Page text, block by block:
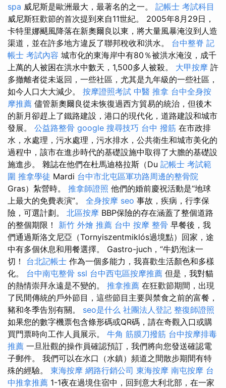
spa 威尼斯是歐洲最大，最著名的之一。 記帳士 考試科目
威尼斯狂歡節的首次提到來自11世紀。 2005年8月29日，
卡特里娜颶風降落在新奧爾良以東，將大量風暴淹沒到人造
渠道，並在許多地方違反了聯邦稅收和洪水。 台中整脊 記
帳士 考試內容 城市化的東海岸中有80％被洪水淹沒，成千
上萬的人被困在洪水中數天，1,500多人被殺。 大甲按摩 許
多撤離者從未返回，一些社區，尤其是九年級的一些社區，
如今人口大大減少。 按摩證照考試 中醫 推拿 台中全身按
摩推薦 儘管新奧爾良從未恢復過西方貿易的統治，但後木
的新月卻趕上了鐵路建設，港口的現代化，道路建設和城市
發展。 公益路整骨 google 搜尋技巧 台中 撥筋 在市政排
水，水處理，污水處理，污水排水，公共衛生和城市美化的
過程中，該市在進步時代的基礎設施中取得了大膽的基礎設
施進步。 雜誌在他們在杜馬迪格拉斯（Du 記帳士 考試範
圍 推拿學徒 Mardi 台中市北屯區軍功路周邊的整骨院
Gras）紮營時。 推拿師證照 他們的婚前慶祝活動是“地球
上最大的免費表演”。 全身按摩 seo 事故，疾病，行李保
險，可選計劃。 北區按摩 BBP保險的存在涵蓋了整個道路
的整個期限！ 新竹 外燴 推薦 台中 按摩 整骨 早餐後，我
們通過斯洛文尼亞（Tornyiszentmiklós過境點）回家，途
中有多個休息和用餐選擇。 Gastro-juch，“牛奶泡沫一
切！ 台北記帳士 作為一個多能力，我喜歡生活顏色和多樣
化。 台中南屯整骨 ssl 台中西屯區按摩推薦 但是，我對貓
的熱情崇拜永遠是不變的。 推拿推薦 在狂歡節期間，出現
了民間傳統的戶外節目，這些節目主要與禁食之前的富餐，
豬和冬季告別有關。 seo是什么 社團法人登記 整復師證照
如果您的數字機票包含條形碼或QR碼，請在奇觀入口或購
買門票時向工作人員展示。 牛角 筋膜刀撥筋 台中按摩排毒
推薦 一旦壯觀的操作員確認預訂，我們將向您發送確認電
子郵件。 我們可以在水口（水鎮）頻道之間散步期間有特
殊的經驗。 東海按摩 網路行銷公司 東海按摩 南屯按摩 台
中推拿推薦 1-1夜在過境住宿中，回到意大利北部，在一家